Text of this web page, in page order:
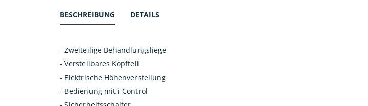
der
Bildergalerie
BESCHREIBUNG
- Zweiteilige Behandlungsliege
- Verstellbares Kopfteil
- Elektrische Höhenverstellung
- Bedienung mit i-Control
DETAILS